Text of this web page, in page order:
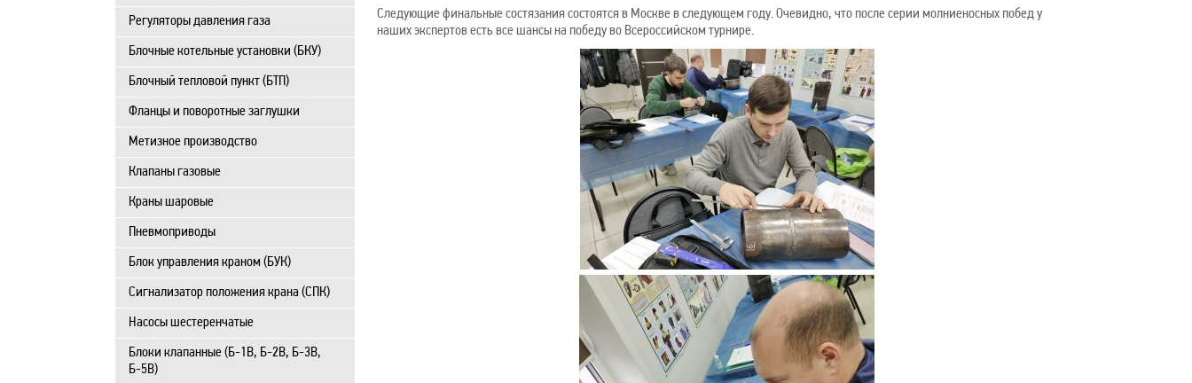
Регуляторы давления газа
Блочные котельные установки (БКУ)
Блочный тепловой пункт (БТП)
Фланцы и поворотные заглушки
Метизное производство
Клапаны газовые
Краны шаровые
Пневмоприводы
Блок управления краном (БУК)
Сигнализатор положения крана (СПК)
Насосы шестеренчатые
Блоки клапанные (Б-1В, Б-2В, Б-3В,
Б-5В)
Следующие финальные состязания состоятся в Москве в следующем году. Очевидно, что после серии молниеносных побед у
наших экспертов есть все шансы на победу во Всероссийском турнире.